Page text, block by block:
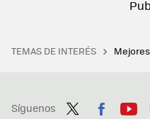
TEMAS DE INTERÉS
Síguenos